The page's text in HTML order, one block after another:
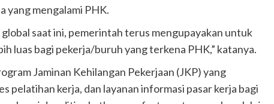
yang mengalami PHK.
saat ini, pemerintah terus mengupayakan untuk
luas bagi pekerja/buruh yang terkena PHK,” katanya.
Jaminan Kehilangan Pekerjaan (JKP) yang
pelatihan kerja, dan layanan informasi pasar kerja bagi